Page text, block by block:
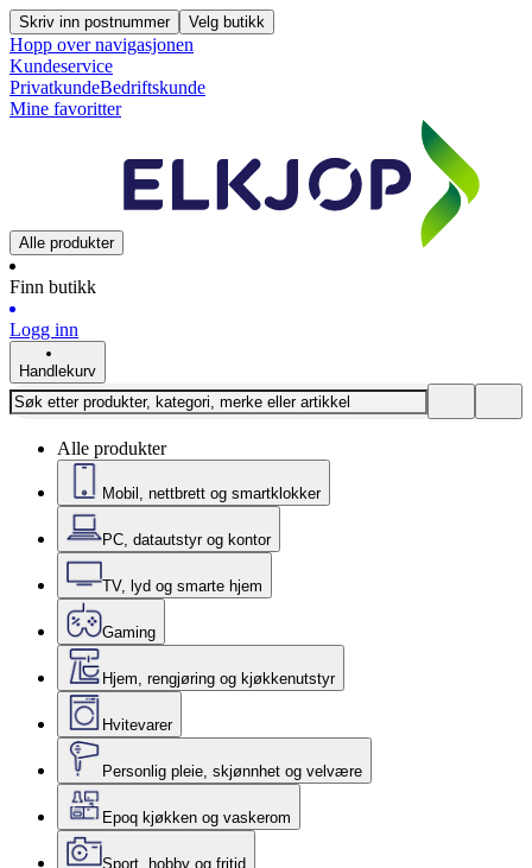
Skriv inn postnummer Velg butikk
Hopp over navigasjonen
Kundeservice
PrivatkundeBedriftskunde
Mine favoritter
Alle produkter
Finn butikk
Logg inn
Handlekurv
Alle produkter
Mobil, nettbrett og smartklokker
PC, datautstyr og kontor
TV, lyd og smarte hjem
Gaming
Hjem, rengjøring og kjøkkenutstyr
Hvitevarer
Personlig pleie, skjønnhet og velvære
Epoq kjøkken og vaskerom
Sport, hobby og fritid